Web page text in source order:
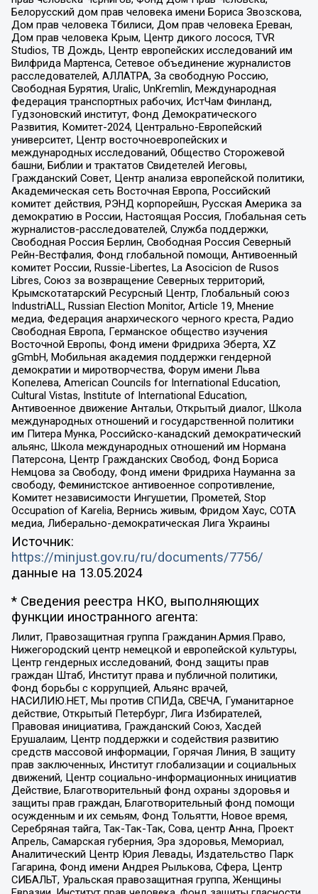
Белорусский дом прав человека имени Бориса Звозскова,
Дом прав человека Тбилиси, Дом прав человека Ереван,
Дом прав человека Крым, Центр дикого лосося, TVR
Studios, ТВ Дождь, Центр европейских исследований им
Вилфрида Мартенса, Сетевое объединение журналистов
расследователей, АЛЛАТРА, За свободную Россию,
Свободная Бурятия, Uralic, UnKremlin, Международная
федерация транспортных рабочих, ИстЧам Финланд,
Гудзоновский институт, Фонд Демократического
Развития, Комитет-2024, Центрально-Европейский
университет, Центр восточноевропейских и
международных исследований, Общество Сторожевой
башни, Библии и трактатов Свидетелей Иеговы,
Гражданский Совет, Центр анализа европейской политики,
Академическая сеть Восточная Европа, Российский
комитет действия, РЭНД корпорейшн, Русская Америка за
демократию в России, Настоящая Россия, Глобальная сеть
журналистов-расследователей, Служба поддержки,
Свободная Россия Берлин, Свободная Россия Северный
Рейн-Вестфалия, Фонд глобальной помощи, Антивоенный
комитет России, Russie-Libertes, La Asocicion de Rusos
Libres, Союз за возвращение Северных территорий,
Крымскотатарский Ресурсный Центр, Глобальный союз
IndustriALL, Russian Election Monitor, Article 19, Мнение
медиа, Федерация анархического черного креста, Радио
Свободная Европа, Германское общество изучения
Восточной Европы, Фонд имени Фридриха Эберта, XZ
gGmbH, Мобильная академия поддержки гендерной
демократии и миротворчества, Форум имени Льва
Копелева, American Councils for International Education,
Cultural Vistas, Institute of International Education,
Антивоенное движение Антальи, Открытый диалог, Школа
международных отношений и государственной политики
им Питера Мунка, Российско-канадский демократический
альянс, Школа международных отношений им Нормана
Патерсона, Центр Гражданских Свобод, Фонд Бориса
Немцова за Свободу, Фонд имени Фридриха Науманна за
свободу, Феминистское антивоенное сопротивление,
Комитет независимости Ингушетии, Прометей, Stop
Occupation of Karelia, Вернись живым, Фридом Хаус, СОТА
медиа, Либерально-демократическая Лига Украины
Источник:
https://minjust.gov.ru/ru/documents/7756/
данные на 13.05.2024
* Сведения реестра НКО, выполняющих
функции иностранного агента:
Лилит, Правозащитная группа Гражданин.Армия.Право,
Нижегородский центр немецкой и европейской культуры,
Центр гендерных исследований, Фонд защиты прав
граждан Штаб, Институт права и публичной политики,
Фонд борьбы с коррупцией, Альянс врачей,
НАСИЛИЮ.НЕТ, Мы против СПИДа, СВЕЧА, Гуманитарное
действие, Открытый Петербург, Лига Избирателей,
Правовая инициатива, Гражданский Союз, Хасдей
Ерушалаим, Центр поддержки и содействия развитию
средств массовой информации, Горячая Линия, В защиту
прав заключенных, Институт глобализации и социальных
движений, Центр социально-информационных инициатив
Действие, Благотворительный фонд охраны здоровья и
защиты прав граждан, Благотворительный фонд помощи
осужденным и их семьям, Фонд Тольятти, Новое время,
Серебряная тайга, Так-Так-Так, Сова, центр Анна, Проект
Апрель, Самарская губерния, Эра здоровья, Мемориал,
Аналитический Центр Юрия Левады, Издательство Парк
Гагарина, Фонд имени Андрея Рылькова, Сфера, Центр
СИБАЛЬТ, Уральская правозащитная группа, Женщины